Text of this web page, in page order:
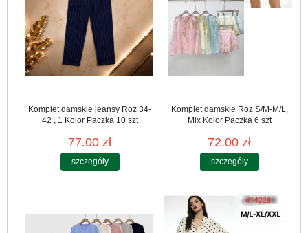
Komplet damskie jeansy Roz 34-
42 , 1 Kolor Paczka 10 szt
77.00 zł
szczegóły
Komplet damskie Roz S/M-M/L,
Mix Kolor Paczka 6 szt
72.00 zł
szczegóły